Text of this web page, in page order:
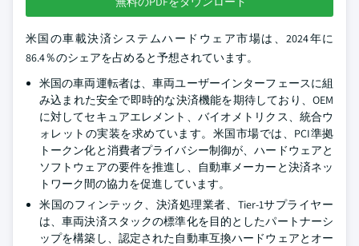
米国の車載決済システムハードウェア市場は、2024年に
86.4％のシェアを占めると予想されています。
米国の車両運転者は、車両ユーザーインターフェースに組
み込まれた安全で即時的な決済機能を期待しており、OEM
に対してセキュアエレメント、バイオメトリクス、統合ウ
ォレットの実装を求めています。米国市場では、PCI準拠
トークン化と消費者プライバシー制御が、ハードウェアと
ソフトウェアの要件を推進し、自動車メーカーと決済ネッ
トワーク間の協力を促進しています。
米国のフィンテック、決済処理業者、Tier-1サプライヤー
は、車両決済スタックの標準化を目的としたパートナーシ
ップを構築し、認定された自動車互換ハードウェアとオー